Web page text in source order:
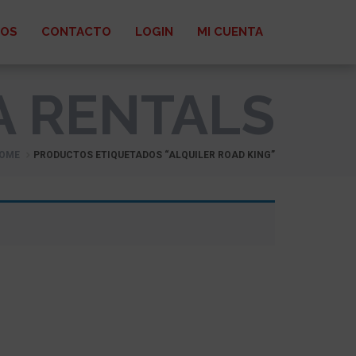
CONTACTO LOGIN MI CUENTA
RENTALS
PRODUCTOS ETIQUETADOS “ALQUILER ROAD KING”